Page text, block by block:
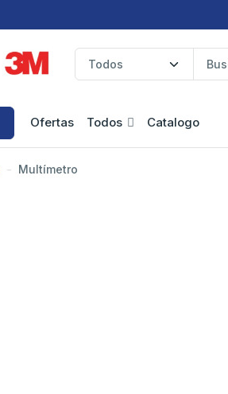
Ofertas Todos Catalogo
Multímetro